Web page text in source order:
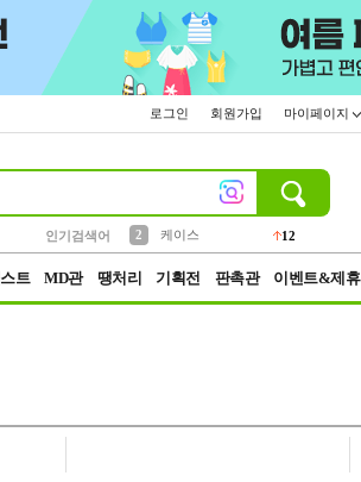
로그인 회원가입 마이페이지
인기검색어
2
케이스
12
트 MD관 땡처리 기획전 판촉관 이벤트&제휴